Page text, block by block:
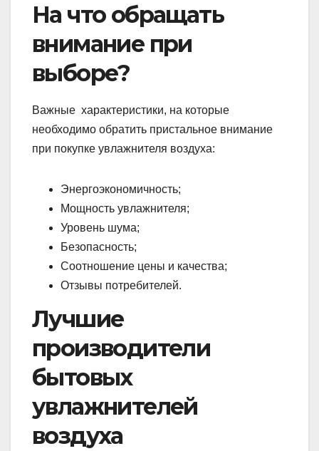
На что обращать
внимание при
выборе?
Важные характеристики, на которые
необходимо обратить пристальное внимание
при покупке увлажнителя воздуха:
Энергоэкономичность;
Мощность увлажнителя;
Уровень шума;
Безопасность;
Соотношение цены и качества;
Отзывы потребителей.
Лучшие
производители
бытовых
увлажнителей
воздуха